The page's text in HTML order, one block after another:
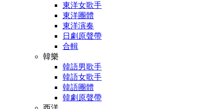
東洋女歌手
東洋團體
東洋演奏
日劇原聲帶
合輯
韓樂
韓語男歌手
韓語女歌手
韓語團體
韓劇原聲帶